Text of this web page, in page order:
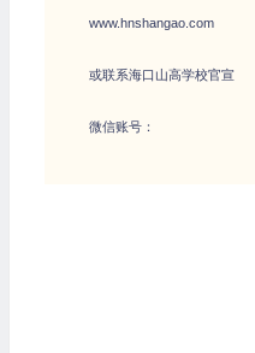
www.hnshangao.com
或联系海口山高学校官宣
微信账号：